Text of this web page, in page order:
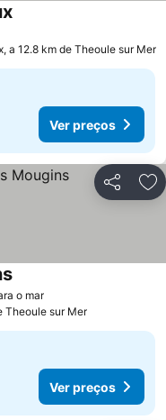
a 12.8 km de Theoule sur Mer
Ver preços
Partilhar
o mar
Theoule sur Mer
Ver preços